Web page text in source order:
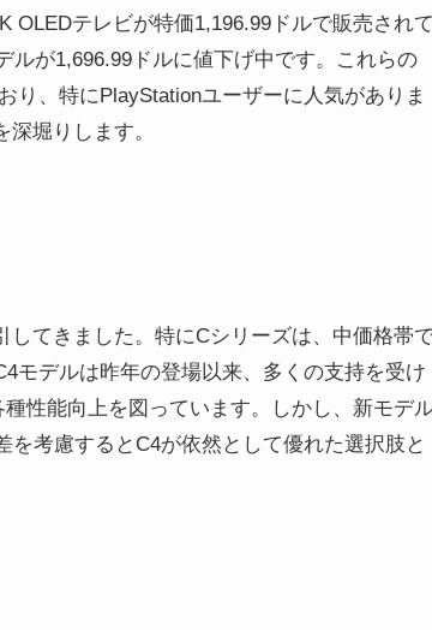
OLEDテレビが特価1,196.99ドルで販売されて
ルが1,696.99ドルに値下げ中です。これらの
り、特にPlayStationユーザーに人気がありま
堀りします。
してきました。特にCシリーズは、中価格帯
モデルは昨年の登場以来、多くの支持を受け
性能向上を図っています。しかし、新モデ
考慮するとC4が依然として優れた選択肢と